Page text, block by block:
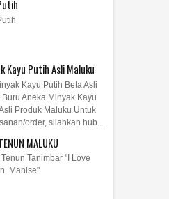
Kayu Putih Asli Maluku
Kayu Putih Beta Asli
Buru Aneka Minyak Kayu
Produk Maluku Untuk
order, silahkan hub...
MALUKU
Tanimbar "I Love
Manise"